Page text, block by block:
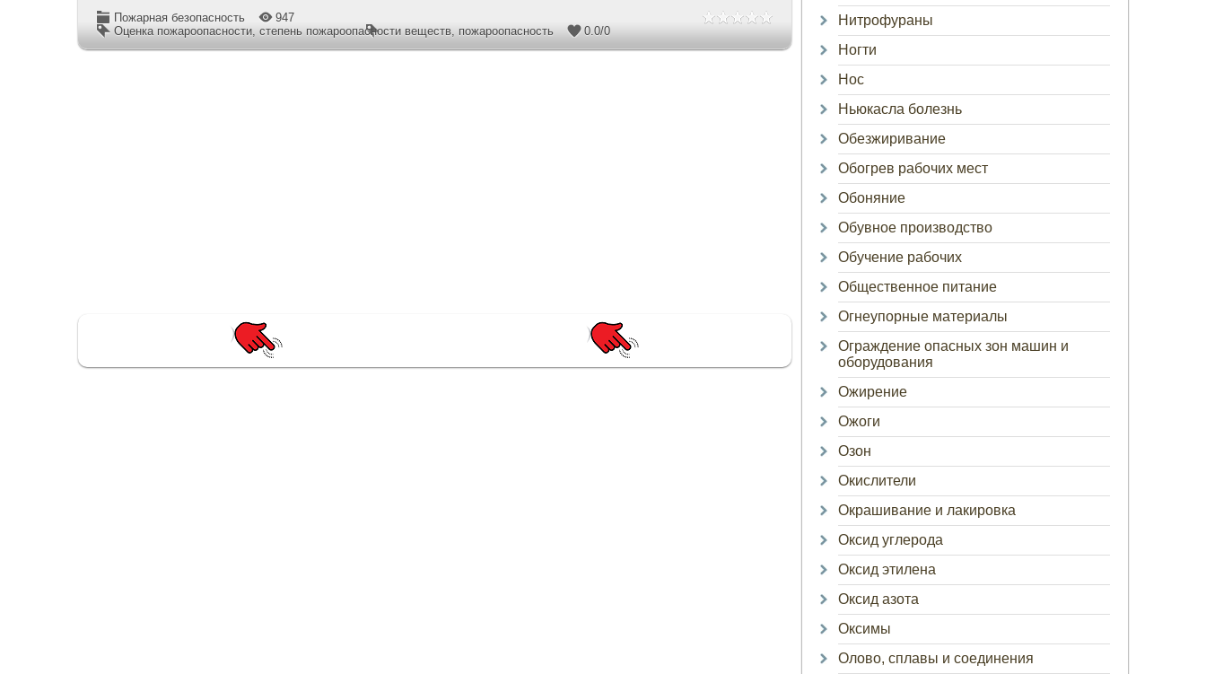
Пожарная безопасность
947
Оценка пожароопасности, степень пожароопасности веществ, пожароопасность 0.0/0
Нитрофураны
Ногти
Нос
Ньюкасла болезнь
Обезжиривание
Обогрев рабочих мест
Обоняние
Обувное производство
Обучение рабочих
Общественное питание
Огнеупорные материалы
Ограждение опасных зон машин и
оборудования
Ожирение
Ожоги
Озон
Окислители
Окрашивание и лакировка
Оксид углерода
Оксид этилена
Оксид азота
Оксимы
Олово, сплавы и соединения